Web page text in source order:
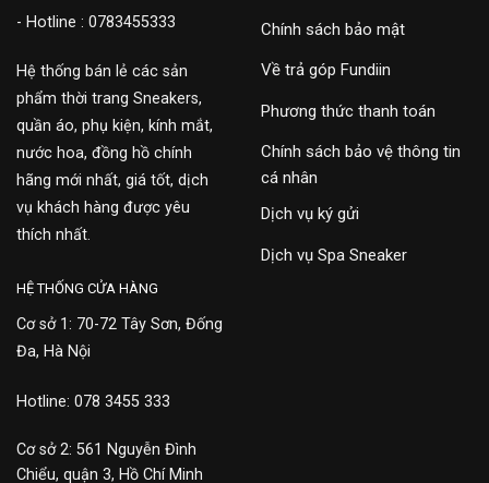
- Hotline : 0783455333
Hệ thống bán lẻ các sản
phẩm thời trang Sneakers,
quần áo, phụ kiện, kính mắt,
nước hoa, đồng hồ chính
hãng mới nhất, giá tốt, dịch
vụ khách hàng được yêu
thích nhất.
Chính sách bảo mật
Về trả góp Fundiin
Phương thức thanh toán
Chính sách bảo vệ thông tin
cá nhân
Dịch vụ ký gửi
Dịch vụ Spa Sneaker
HỆ THỐNG CỬA HÀNG
Cơ sở 1: 70-72 Tây Sơn, Đống
Đa, Hà Nội
Hotline: 078 3455 333
Cơ sở 2: 561 Nguyễn Đình
Chiểu, quận 3, Hồ Chí Minh